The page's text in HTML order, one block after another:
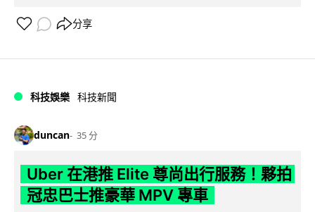
分享
科技娛樂 科技新聞
duncan 35 分
Uber 在港推 Elite 尊尚出行服務！夥拍
冠忠巴士推豪華 MPV 專車